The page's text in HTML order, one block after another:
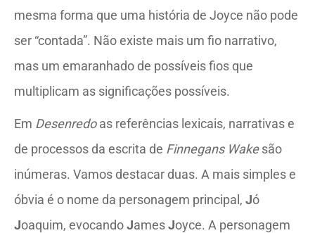
mesma forma que uma história de Joyce não pode
ser “contada”. Não existe mais um fio narrativo,
mas um emaranhado de possíveis fios que
multiplicam as significações possíveis.
Em Desenredoas referências lexicais, narrativas e
de processos da escrita de Finnegans Wakesão
inúmeras. Vamos destacar duas. A mais simples e
óbvia é o nome da personagem principal, Jó
Joaquim, evocandoJamesJoyce. A personagem